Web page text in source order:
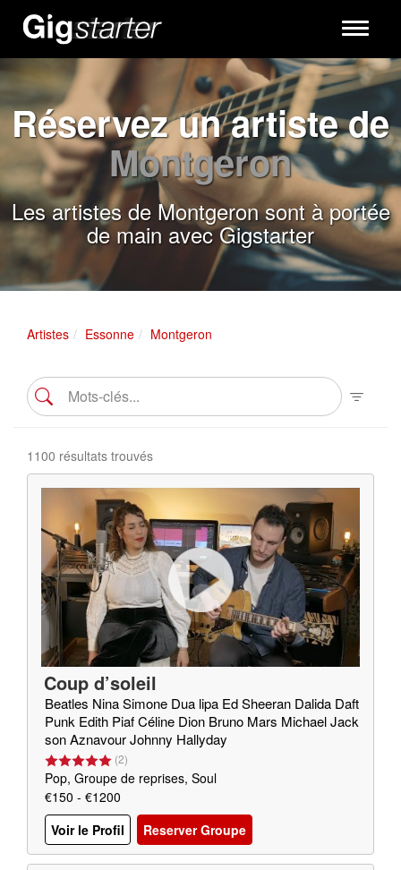
Toggle
Réservez un artiste de
Montgeron
Les artistes de Montgeron sont à portée
de main avec Gigstarter
Artistes Essonne Montgeron
1100 résultats trouvés
Coup d’soleil
Beatles Nina Simone Dua lipa Ed Sheeran Dalida Daft
Punk Edith Piaf Céline Dion Bruno Mars Michael Jack
son Aznavour Johnny Hallyday
(2)
Pop, Groupe de reprises, Soul
€150 - €1200
Voir le Profil
Reserver Groupe